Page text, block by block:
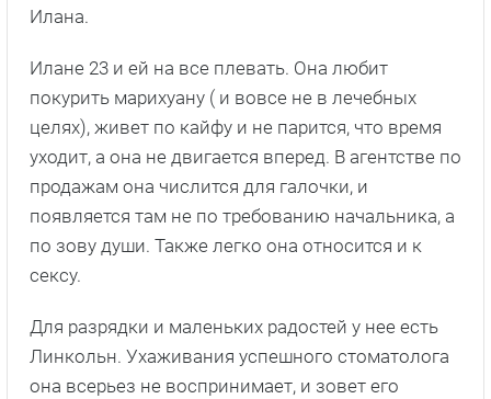
Илана.
Илане 23 и ей на все плевать. Она любит
покурить марихуану ( и вовсе не в лечебных
целях), живет по кайфу и не парится, что время
уходит, а она не двигается вперед. В агентстве по
продажам она числится для галочки, и
появляется там не по требованию начальника, а
по зову души. Также легко она относится и к
сексу.
Для разрядки и маленьких радостей у нее есть
Линкольн. Ухаживания успешного стоматолога
она всерьез не воспринимает, и зовет его